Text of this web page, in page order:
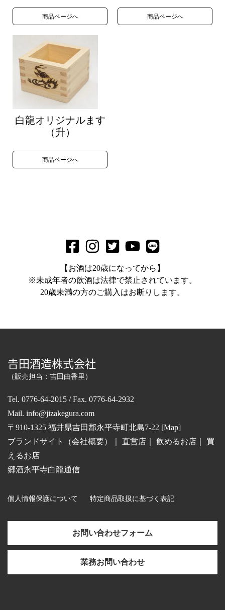
商品ページへ 商品ページへ
白龍オリジナルます
（升）
商品ページへ
【お酒は20歳になってから】
※未成年者の飲酒は法律で禁止されています。
20歳未満の方のご購入はお断りします。
𠮷田酒造株式会社
（販売担当：吉田由香里）
Tel. 0776-64-2015 / Fax. 0776-64-2932
Mail. info@jizakegura.com
〒910-1325 福井県吉田郡永平寺町北島7-22 [Map]
ブランドサイト（会社概要）
直営店 飲めるお店
買
えるお店
郷酒永平寺白龍通信
個人情報保護について 特定商品取扱に基づく表記
お問い合わせフォーム
業務お問い合わせ